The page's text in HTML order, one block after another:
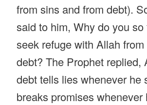
from sins and from debt).
said to him, Why do you
seek refuge with Allah
debt? The Prophet replied,
debt tells lies whenever he
breaks promises whenever